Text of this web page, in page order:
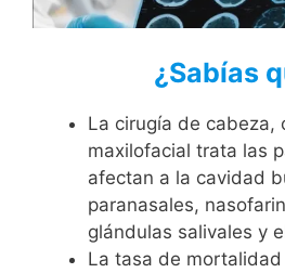
¿Sabías
La cirugía de cabeza,
maxilofacial trata las
afectan a la cavidad
paranasales,
glándulas salivales y
La tasa de